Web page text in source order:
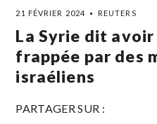
21 FÉVRIER 2024 REUTERS
La Syrie dit
frappée par des
israéliens
PARTAGER SUR :